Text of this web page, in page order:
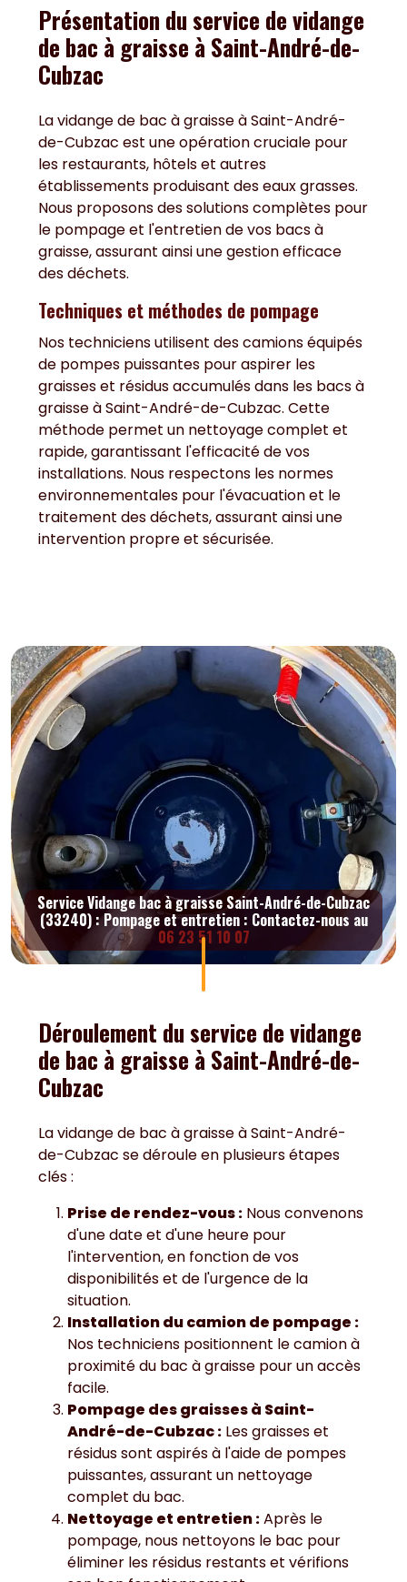
Présentation du service de vidange
de bac à graisse à Saint-André-de-
Cubzac
La vidange de bac à graisse à Saint-André-
de-Cubzac est une opération cruciale pour
les restaurants, hôtels et autres
établissements produisant des eaux grasses.
Nous proposons des solutions complètes pour
le pompage et l'entretien de vos bacs à
graisse, assurant ainsi une gestion efficace
des déchets.
Techniques et méthodes de pompage
Nos techniciens utilisent des camions équipés
de pompes puissantes pour aspirer les
graisses et résidus accumulés dans les bacs à
graisse à Saint-André-de-Cubzac. Cette
méthode permet un nettoyage complet et
rapide, garantissant l'efficacité de vos
installations. Nous respectons les normes
environnementales pour l'évacuation et le
traitement des déchets, assurant ainsi une
intervention propre et sécurisée.
Service Vidange bac à graisse Saint-André-de-Cubzac
(33240) : Pompage et entretien : Contactez-nous au
06 23 51 10 07
Déroulement du service de vidange
de bac à graisse à Saint-André-de-
Cubzac
La vidange de bac à graisse à Saint-André-
de-Cubzac se déroule en plusieurs étapes
clés :
Prise de rendez-vous : Nous convenons
d'une date et d'une heure pour
l'intervention, en fonction de vos
disponibilités et de l'urgence de la
situation.
Installation du camion de pompage :
Nos techniciens positionnent le camion à
proximité du bac à graisse pour un accès
facile.
Pompage des graisses à Saint-
André-de-Cubzac : Les graisses et
résidus sont aspirés à l'aide de pompes
puissantes, assurant un nettoyage
complet du bac.
Nettoyage et entretien :Après le
pompage, nous nettoyons le bac pour
éliminer les résidus restants et vérifions